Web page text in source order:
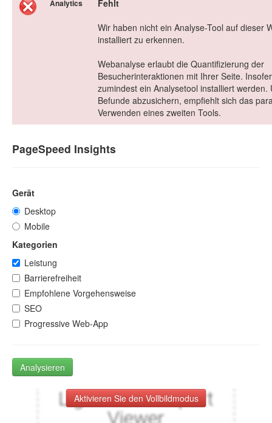
Analytics
Fehlt
Wir haben nicht ein Analyse-Tool auf dieser
installiert zu erkennen.
Webanalyse erlaubt die Quantifizierung der
Besucherinteraktionen mit Ihrer Seite.
zumindest ein Analysetool installiert werden.
Befunde abzusichern, empfiehlt sich das
Verwenden eines zweiten Tools.
PageSpeed Insights
Gerät
Desktop
Mobile
Kategorien
Leistung
Barrierefreiheit
Empfohlene Vorgehensweise
SEO
Progressive Web-App
Analysieren
Aktivieren Sie den Vollbildmodus